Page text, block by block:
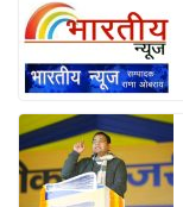
e
b
o
o
k
er